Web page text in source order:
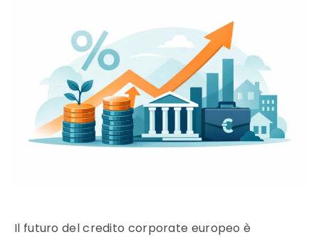
Il futuro del credito corporate europeo è